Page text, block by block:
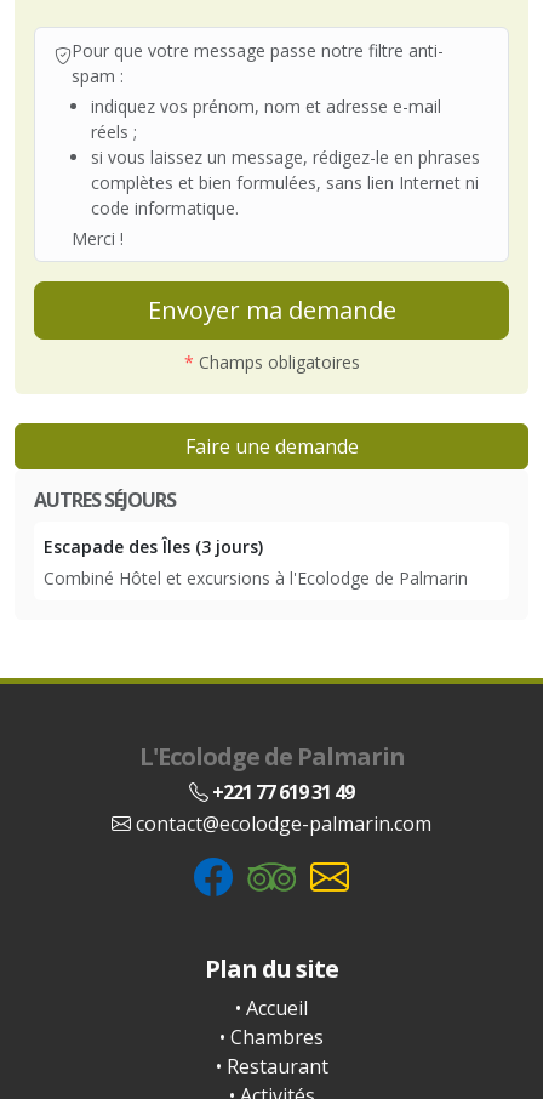
Pour que votre message passe notre filtre anti-
spam :
indiquez vos prénom, nom et adresse e-mail
réels ;
si vous laissez un message, rédigez-le en phrases
complètes et bien formulées, sans lien Internet ni
code informatique.
Merci !
Envoyer ma demande
* Champs obligatoires
Faire une demande
AUTRES SÉJOURS
Escapade des Îles (3 jours)
Combiné Hôtel et excursions à l'Ecolodge de Palmarin
L'Ecolodge de Palmarin
+221 77 619 31 49
contact@ecolodge-palmarin.com
Plan du site
• Accueil
• Chambres
• Restaurant